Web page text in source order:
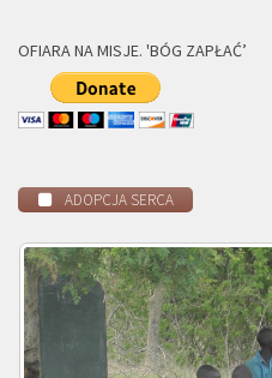
OFIARA NA MISJE. 'BÓG ZAPŁAĆ’
ADOPCJA SERCA